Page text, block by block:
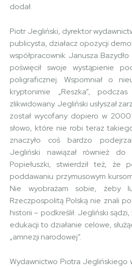
dodał.
Piotr Jegliński, dyrektor
publicysta, działacz opozycji
współpracownik Janusza
poświęcił swoje wystąpienie
poligraficznej. Wspomniał o
kryptonimie „Reszka”,
zlikwidowany. Jegliński usłyszał
został wycofany dopiero w
słowo, które nie robi teraz
znaczyło coś bardzo
Jegliński nawiązał również
Popiełuszki, stwierdził też, że
poddawaniu przymusowym
Nie wyobrażam sobie, żeby
Rzeczpospolitą Polską nie znali
historii – podkreślił. Jegliński
edukacji to działanie celowe,
„amnezji narodowej”.
Wydawnictwo Piotra Jeglińskiego